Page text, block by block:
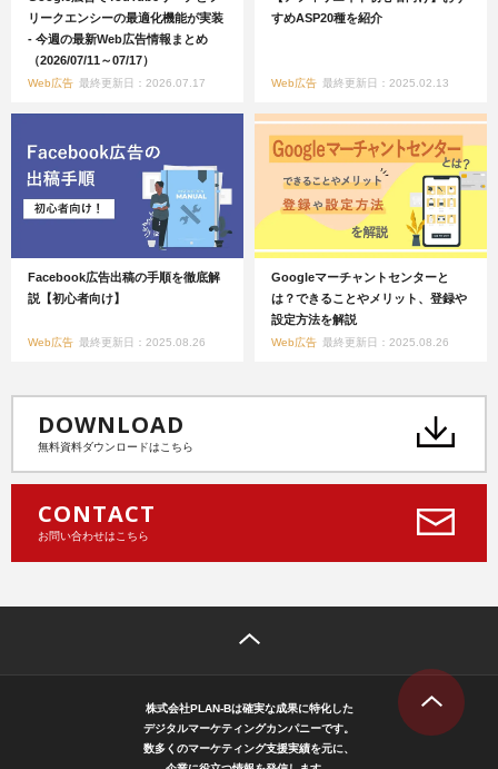
リークエンシーの最適化機能が実装
- 今週の最新Web広告情報まとめ
（2026/07/11～07/17）
Web広告 最終更新日：2026.07.17
すめASP20種を紹介
Web広告 最終更新日：2025.02.13
Facebook広告出稿の手順を徹底解
説【初心者向け】
Web広告 最終更新日：2025.08.26
Googleマーチャントセンターと
は？できることやメリット、登録や
設定方法を解説
Web広告 最終更新日：2025.08.26
DOWNLOAD
無料資料ダウンロードはこちら
CONTACT
お問い合わせはこちら
株式会社PLAN-Bは確実な成果に特化した
デジタルマーケティングカンパニーです。
数多くのマーケティング支援実績を元に、